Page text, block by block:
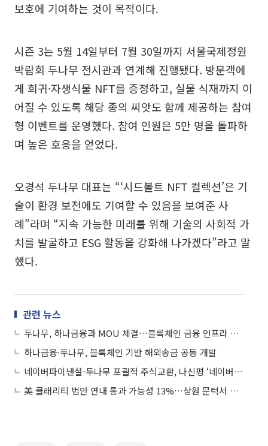
보호에 기여하는 것이 목적이다.
시즌 3는 5월 14일부터 7월 30일까지 서울국제정원
박람회 두나무 전시관과 연계해 진행됐다. 방문객에
게 희귀·자생식물 NFT를 증정하고, 실물 식재까지 이
어질 수 있도록 해당 종의 씨앗도 함께 제공하는 참여
형 이벤트를 운영했다. 참여 인원은 5만 명을 돌파하
며 높은 호응을 얻었다.
오경석 두나무 대표는 “‘시드볼트 NFT 컬렉션’은 기
술이 환경 보전에도 기여할 수 있음을 보여준 사
례”라며 “지속 가능한 미래를 위해 기술의 사회적 가
치를 발굴하고 ESG 활동을 강화해 나가겠다”라고 말
했다.
관련 뉴스
두나무, 하나금융과 MOU 체결…블록체인 금융 인프라 공동 구축
하나금융·두나무, 블록체인 기반 해외송금 공동 개발
네이버파이낸셜-두나무 포괄적 주식교환, 나신평 ‘네이버 실적개선·신사업시너지 기대’
美 클래리티 법안 연내 통과 가능성 13%…상원 문턱서 제동